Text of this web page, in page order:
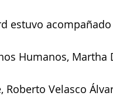
estuvo
Humanos, Martha
Velasco